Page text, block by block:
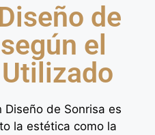
de
el
Diseño de Sonrisa es
la estética como la